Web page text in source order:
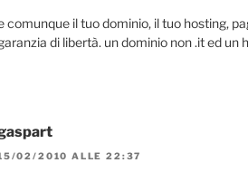
comunque il tuo dominio, il tuo hosting,
di libertà. un dominio non .it ed un
02/2010 ALLE 22:37